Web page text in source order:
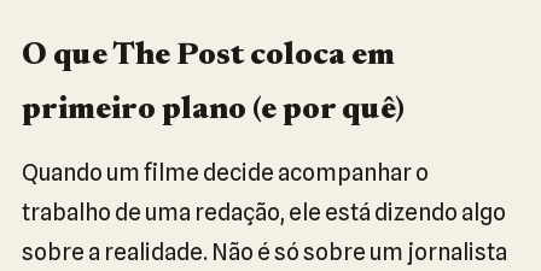
O que The Post coloca em
primeiro plano (e por quê)
Quando um filme decide acompanhar o
trabalho de uma redação, ele está dizendo algo
sobre a realidade. Não é só sobre um jornalista